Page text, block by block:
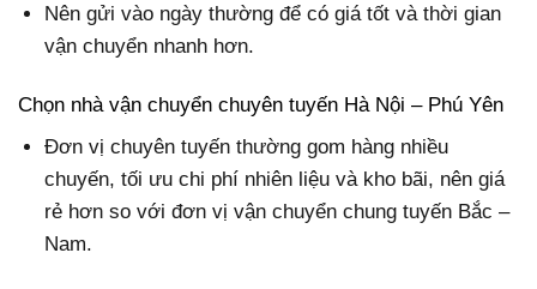
Nên gửi vào ngày thường để có giá tốt và thời gian
vận chuyển nhanh hơn.
Chọn nhà vận chuyển chuyên tuyến Hà Nội – Phú Yên
Đơn vị chuyên tuyến thường gom hàng nhiều
chuyến, tối ưu chi phí nhiên liệu và kho bãi, nên giá
rẻ hơn so với đơn vị vận chuyển chung tuyến Bắc –
Nam.